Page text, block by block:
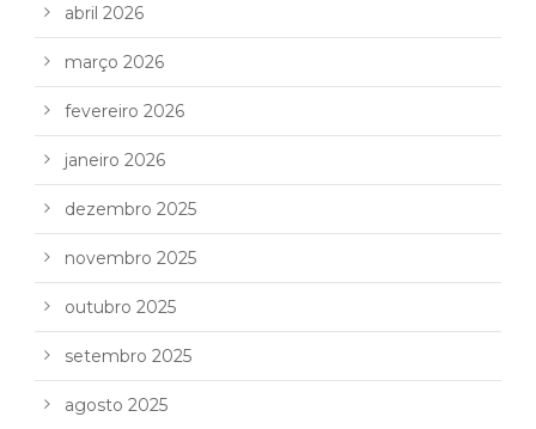
abril 2026
março 2026
fevereiro 2026
janeiro 2026
dezembro 2025
novembro 2025
outubro 2025
setembro 2025
agosto 2025